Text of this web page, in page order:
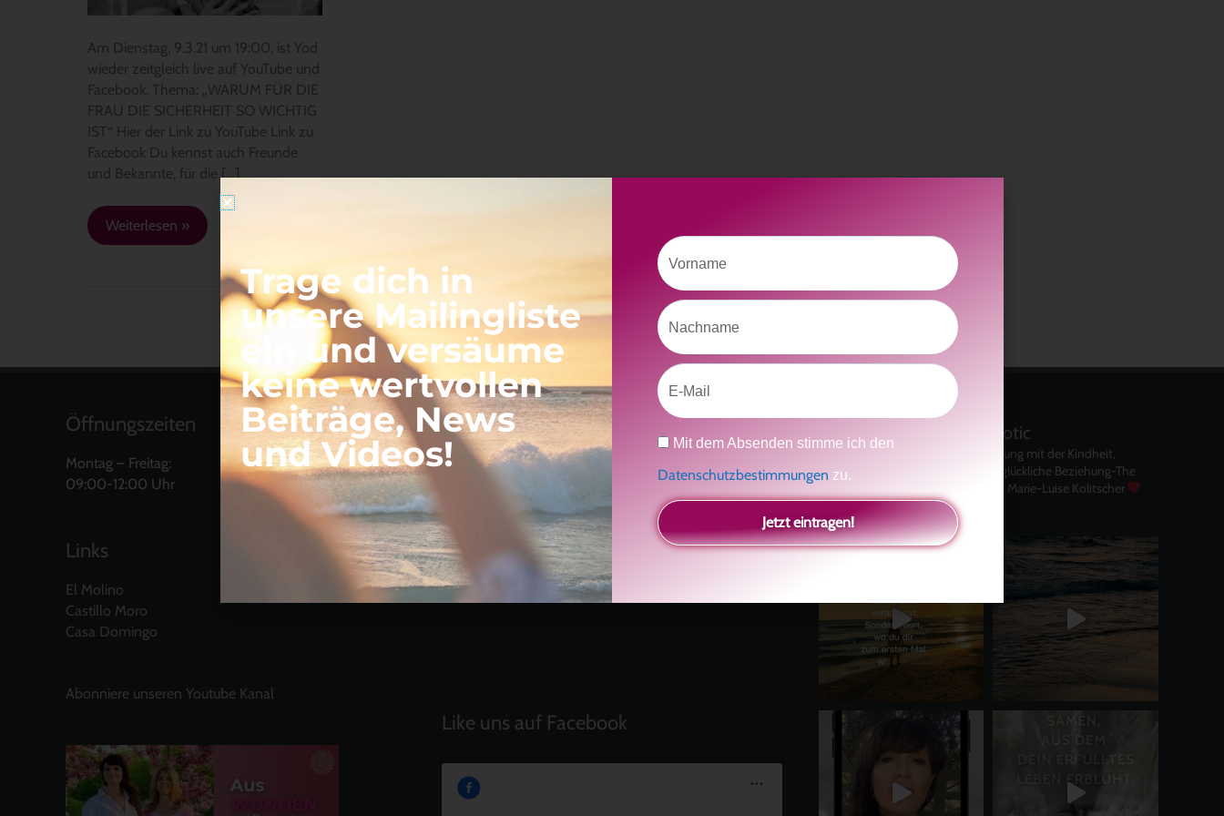
Am Dienstag, 9.3.21 um 19:00, ist Yod
wieder zeitgleich live auf YouTube und
Facebook. Thema: „WARUM FÜR DIE
FRAU DIE SICHERHEIT SO WICHTIG
IST“ Hier der Link zu YouTube Link zu
Facebook Du kennst auch Freunde
und Bekannte, für die […]
–
„WAS
WÜNSCHT
SICH
DIE
FRAU?“
Weiterlesen »
Öffnungszeiten
Montag – Freitag:
09:00-12:00 Uhr
Links
El Molino
Castillo Moro
Casa Domingo
Abonniere unseren Youtube Kanal
Neueste Beiträge
Ein Geschenk für dich
Der Teil von dir, der gesehen werden möchte
Vielleicht geht es gar nicht darum, noch mehr zu
verstehen
Manchmal braucht es einfach eine kleine Auszeit
Like uns auf Facebook
kolitscher.by.biotic
Selbstliebe, Aussöhnung mit der Kindheit,
Potenzial entfalten, glückliche Beziehung-The
Asha und Marie-Luise Kolitscher
Sisterlove
Trage dich in
unsere Mailingliste
ein und versäume
keine wertvollen
Beiträge, News
und Videos!
Vorname
Nachname
Email
Datenschutz
Mit dem Absenden stimme ich den
Datenschutzbestimmungen zu.
Jetzt eintragen!